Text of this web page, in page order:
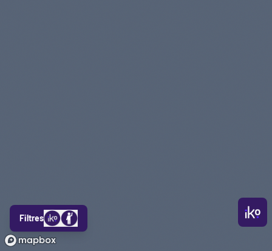
Filtres